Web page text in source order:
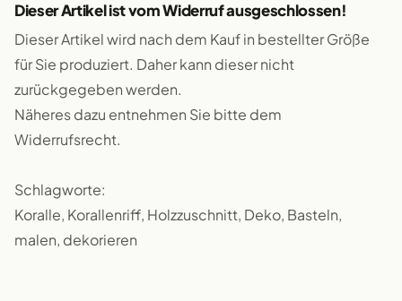
Dieser Artikel ist vom Widerruf ausgeschlossen!
Dieser Artikel wird nach dem Kauf in bestellter Größe
für Sie produziert. Daher kann dieser nicht
zurückgegeben werden.
Näheres dazu entnehmen Sie bitte dem
Widerrufsrecht.
Schlagworte:
Koralle, Korallenriff, Holzzuschnitt, Deko, Basteln,
malen, dekorieren